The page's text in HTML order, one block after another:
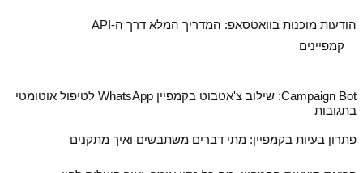
הודעות מוכנות בוואטסאפ: המדריך המלא דרך ה‑API
קמפיינים
Campaign Bot: שילוב צ'אטבוט בקמפיין WhatsApp לטיפול אוטומטי
בתגובות
פתרון בעיות בקמפיין: מתי דברים משתבשים ואיך מתקנים